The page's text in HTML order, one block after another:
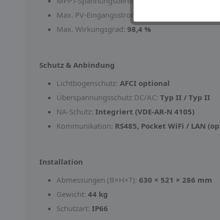
Max. PV-Eingangsstrom:
Max. Wirkungsgrad: 98,4 %
Schutz & Anbindung
Lichtbogenschutz: AFCI optional
Überspannungsschutz DC/AC: Typ II / Typ II
NA-Schutz: Integriert (VDE-AR-N 4105)
Kommunikation: RS485, Pocket WiFi / LAN
Installation
Abmessungen (B×H×T): 630 × 521 × 286 mm
Gewicht: 44 kg
Schutzart: IP66